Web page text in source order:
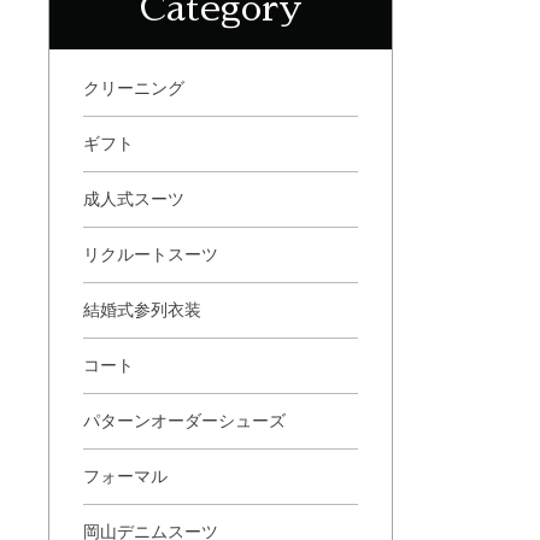
Category
クリーニング
ギフト
成人式スーツ
リクルートスーツ
結婚式参列衣装
コート
パターンオーダーシューズ
フォーマル
岡山デニムスーツ